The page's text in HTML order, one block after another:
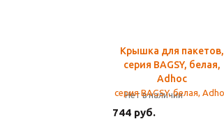
Крышка для пакетов,
серия BAGSY, белая,
Adhoc
Нет в наличии
744 руб.